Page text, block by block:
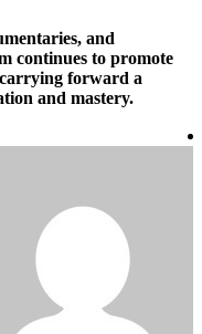
and
continues to promote
forward a
and mastery.